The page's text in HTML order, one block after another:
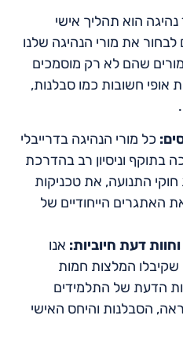
נהיגה הוא תהליך אישי
לבחור את מורי הנהיגה שלנו
שהם לא רק מוסמכים
אופי חשובות כמו סבלנות,
כל מורי הנהיגה בדרייבלי
בתוקף וניסיון רב בהדרכת
התנועה, את טכניקות
האתגרים הייחודיים של
דעת חיוביות: אנו
שקיבלו המלצות חמות
הדעת של התלמידים
הסבלנות והיחס האישי